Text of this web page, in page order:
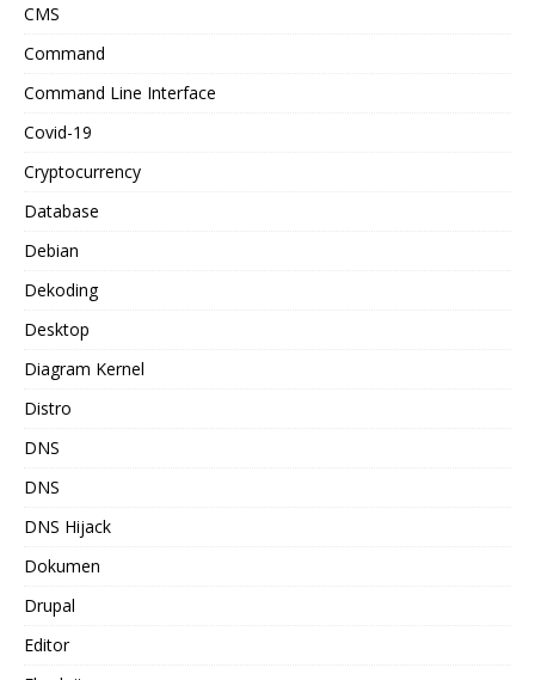
CMS
Command
Command Line Interface
Covid-19
Cryptocurrency
Database
Debian
Dekoding
Desktop
Diagram Kernel
Distro
DNS
DNS
DNS Hijack
Dokumen
Drupal
Editor